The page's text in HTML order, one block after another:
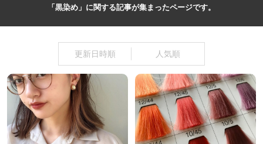
「黒染め」に関する記事が集まったページです。
更新日時順 人気順